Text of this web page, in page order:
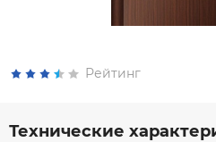
Рейтинг
Технические